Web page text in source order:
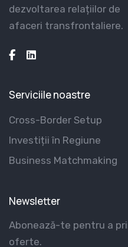
dezvoltarea relațiilor de
afaceri transfrontaliere.
Serviciile noastre
Cross-Border Setup
Investiții în Regiune
Business Matchmaking
Newsletter
Abonează-te pentru a
oferte.